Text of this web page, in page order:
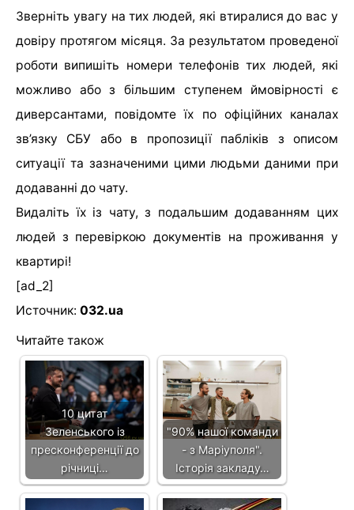
Зверніть увагу на тих людей, які втиралися до вас у
довіру протягом місяця. За результатом проведеної
роботи випишіть номери телефонів тих людей, які
можливо або з більшим ступенем ймовірності є
диверсантами, повідомте їх по офіційних каналах
зв’язку СБУ або в пропозиції пабліків з описом
ситуації та зазначеними цими людьми даними при
додаванні до чату.
Видаліть їх із чату, з подальшим додаванням цих
людей з перевіркою документів на проживання у
квартирі!
[ad_2]
Источник: 032.ua
Читайте також
10 цитат
Зеленського із
пресконференції до
річниці…
"90% нашої команди
- з Маріуполя".
Історія закладу…